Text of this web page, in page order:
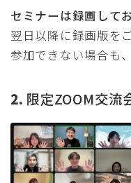
セミナーは録画してお
翌日以降に録画版を
参加できない場合も
2. 限定ZOOM交流